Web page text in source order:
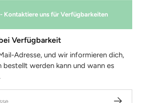
Kontaktiere uns für Verfügbarkeiten
Verfügbarkeit
Adresse, und wir informieren dich,
werden kann und wann es